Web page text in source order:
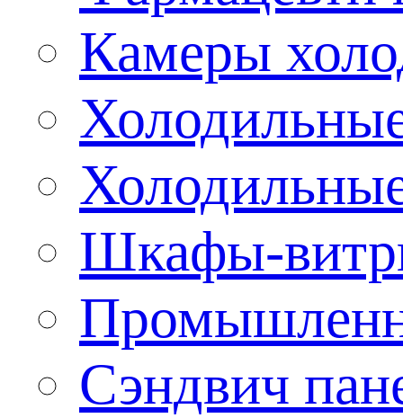
Камеры
Шкафы-
Сэндвич